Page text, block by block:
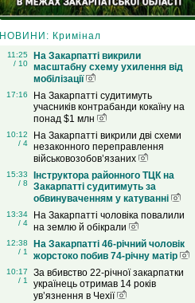
НОВИНИ: Кримінал
11:25
/ 10
На Закарпатті викрили
масштабну схему ухилення від
мобілізації
17:16
На Закарпатті судитимуть
учасників контрабанди кокаїну на
понад $1 млн
10:12
/ 4
На Закарпатті викрили дві схеми
незаконного переправлення
військовозобов’язаних
15:33
/ 8
Інструктора районного ТЦК на
Закарпатті судитимуть за
обвинуваченням у катуванні
13:34
/ 4
На Закарпатті чоловіка повалили
на землю й обікрали
12:38
/ 1
На Закарпатті 46-річний чоловік
жорстоко побив 74-річну матір
10:17
/ 1
За вбивство 22-річної закарпатки
українець отримав 14 років
ув’язнення в Чехії